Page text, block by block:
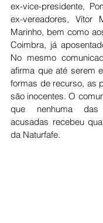
ex-vice-presidente,
ex-vereadores, Vítor
Marinho, bem como
Coimbra, já
No mesmo
afirma que até serem
formas de recurso, as
são inocentes. O
que nenhuma
acusadas recebeu
da Naturfafe.